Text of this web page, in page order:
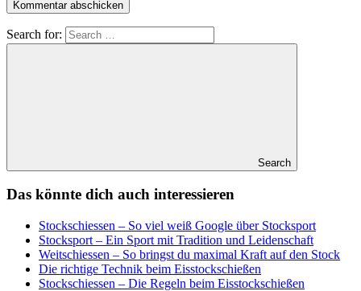
Search for:
Search
Das könnte dich auch interessieren
Stockschiessen – So viel weiß Google über Stocksport
Stocksport – Ein Sport mit Tradition und Leidenschaft
Weitschiessen – So bringst du maximal Kraft auf den Stock
Die richtige Technik beim Eisstockschießen
Stockschiessen – Die Regeln beim Eisstockschießen